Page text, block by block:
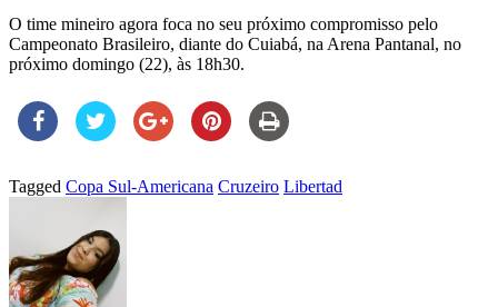
O time mineiro agora foca no seu próximo compromisso pelo
Campeonato Brasileiro, diante do Cuiabá, na Arena Pantanal, no
próximo domingo (22), às 18h30.
Tagged Copa Sul-Americana Cruzeiro Libertad